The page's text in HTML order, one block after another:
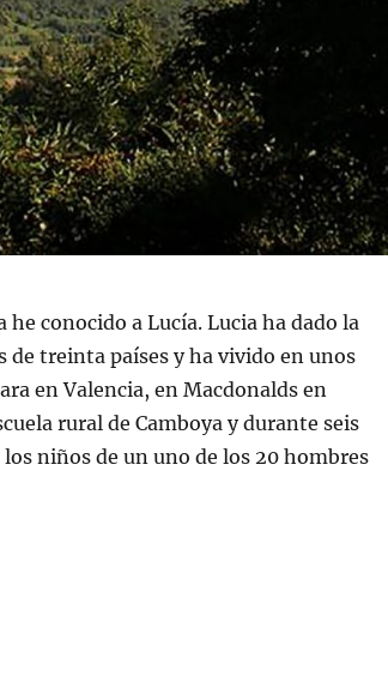
conocido a Lucía. Lucia ha dado la
treinta países y ha vivido en unos
en Valencia, en Macdonalds en
rural de Camboya y durante seis
niños de un uno de los 20 hombres